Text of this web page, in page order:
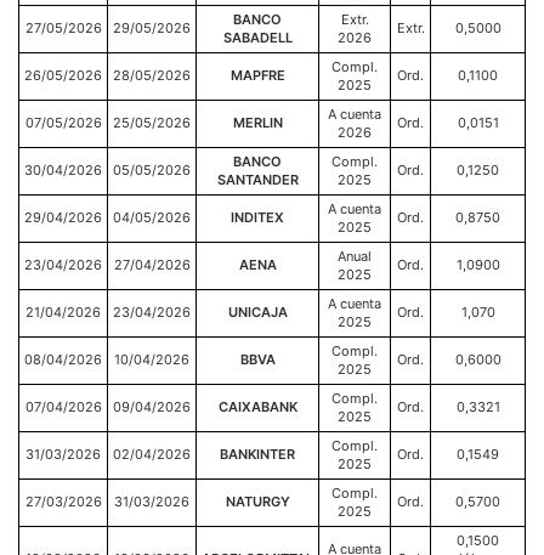
27/05/2026 29/05/2026
BANCO
SABADELL
Extr.
2026
Extr. 0,5000
26/05/2026 28/05/2026 MAPFRE
Compl.
2025
Ord. 0,1100
07/05/2026 25/05/2026 MERLIN
A cuenta
2026
Ord. 0,0151
30/04/2026 05/05/2026
BANCO
SANTANDER
Compl.
2025
Ord. 0,1250
29/04/2026 04/05/2026 INDITEX
A cuenta
2025
Ord. 0,8750
23/04/2026 27/04/2026 AENA
Anual
2025
Ord. 1,0900
21/04/2026 23/04/2026 UNICAJA
A cuenta
2025
Ord. 1,070
08/04/2026 10/04/2026 BBVA
Compl.
2025
Ord. 0,6000
07/04/2026 09/04/2026 CAIXABANK
Compl.
2025
Ord. 0,3321
31/03/2026 02/04/2026 BANKINTER
Compl.
2025
Ord. 0,1549
27/03/2026 31/03/2026 NATURGY
Compl.
2025
Ord. 0,5700
A cuenta
0,1500